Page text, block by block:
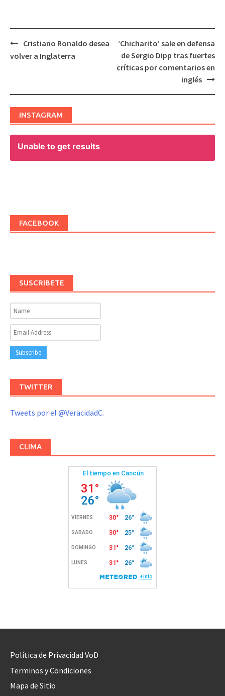
Post
navigation
Cristiano Ronaldo desea
volver a Inglaterra
‘Chicharito’ sale en defensa
de Sergio Dipp tras fuertes
críticas por comentarios en
inglés
INSTAGRAM
Unable to get results
FACEBOOK
SUSCRIBETE
TWITTER
Tweets por el @VeracidadC.
CLIMA
Política de Privacidad VoD
Terminos y Condiciones
Mapa de Sitio